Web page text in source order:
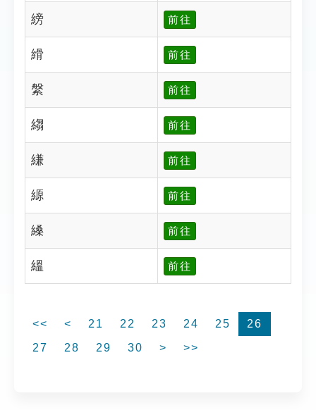
縍 前往
縎 前往
縏 前往
縐 前往
縑 前往
縓 前往
縔 前往
縕 前往
<< < 21 22 23 24 25
26
27
28 29 30 > >>